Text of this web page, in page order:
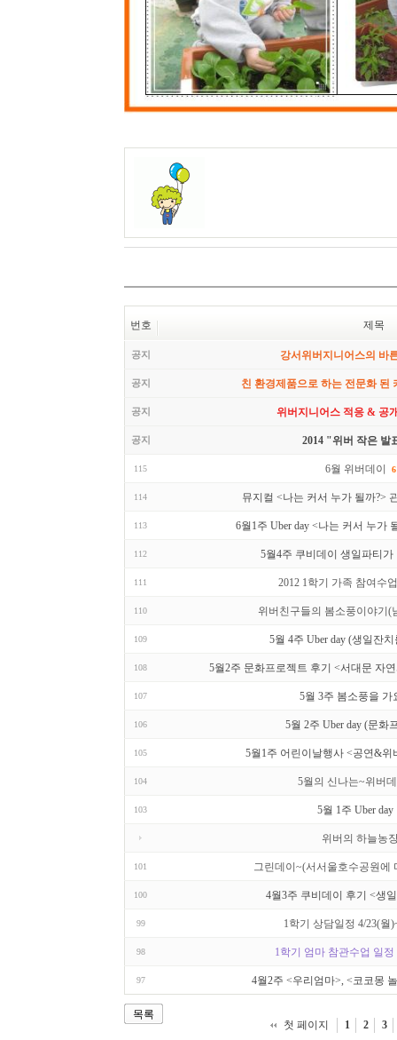
번호 제목
공지 강서위버지니어스의 바
공지 친 환경제품으로 하는 전문화 된
공지 위버지니어스 적응 & 공
공지 2014 "위버 작은 발
115 6월 위버데이 6
114 뮤지컬 <나는 커서 누가 될까?>
113 6월1주 Uber day <나는 커서 누가
112 5월4주 쿠비데이 생일파티
111 2012 1학기 가족 참여수
110 위버친구들의 봄소풍이야기(
109 5월 4주 Uber day (생일잔
108 5월2주 문화프로젝트 후기 <서대문 자
107 5월 3주 봄소풍을 가
106 5월 2주 Uber day (문화
105 5월1주 어린이날행사 <공연&위
104 5월의 신나는~위버
103 5월 1주 Uber day
위버의 하늘농
101 그린데이~(서서울호수공원에
100 4월3주 쿠비데이 후기 <생
99 1학기 상담일정 4/23(월
98 1학기 엄마 참관수업 일정
97 4월2주 <우리엄마>, <코코몽
목록
첫 페이지
1 2 3